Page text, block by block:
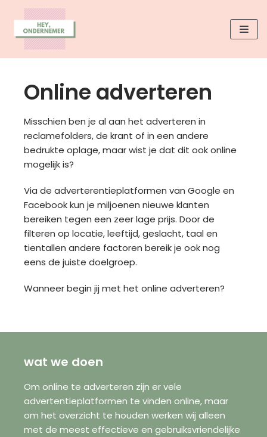
Skip
content
Online adverteren
Misschien ben je al aan het adverteren in
reclamefolders, de krant of in een andere
bedrukte oplage, maar wist je dat dit ook online
mogelijk is?
Via de adverterentieplatformen van Google en
Facebook kun je miljoenen nieuwe klanten
bereiken tegen een zeer lage prijs. Door de
filteren op locatie, leeftijd, geslacht, taal en
tientallen andere factoren bereik je ook nog
eens de juiste doelgroep.
Wanneer begin jij met het online adverteren?
wat we doen
Om online te adverteren zijn er vele
advertentieplatformen te vinden online, maar
om het overzicht te houden werken wij alleen
met de meest effectieve en gebruiksvriendelijke